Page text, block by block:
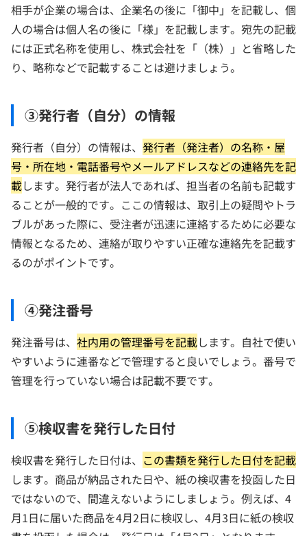
相手が企業の場合は、企業名の後に「御中」を記載し、個
人の場合は個人名の後に「様」を記載します。宛先の記載
には正式名称を使用し、株式会社を「（株）」と省略した
り、略称などで記載することは避けましょう。
③発行者（自分）の情報
発行者（自分）の情報は、 発行者（発注者）の名称・屋
号・所在地・電話番号やメールアドレスなどの連絡先を記
載します。発行者が法人であれば、担当者の名前も記載す
ることが一般的です。ここの情報は、取引上の疑問やトラ
ブルがあった際に、受注者が迅速に連絡するために必要な
情報となるため、連絡が取りやすい正確な連絡先を記載す
るのがポイントです。
④発注番号
発注番号は、 社内用の管理番号を記載します。自社で使い
やすいように連番などで管理すると良いでしょう。番号で
管理を行っていない場合は記載不要です。
⑤検収書を発行した日付
検収書を発行した日付は、 この書類を発行した日付を記載
します。商品が納品された日や、紙の検収書を投函した日
ではないので、間違えないようにしましょう。例えば、4
月1日に届いた商品を4月2日に検収し、4月3日に紙の検収